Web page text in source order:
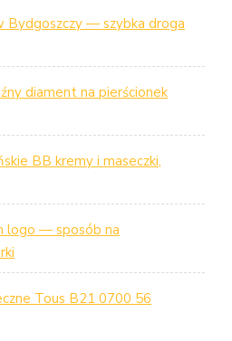
Bydgoszczy — szybka droga
diament na pierścionek
BB kremy i maseczki,
logo — sposób na
Tous B21 0700 56